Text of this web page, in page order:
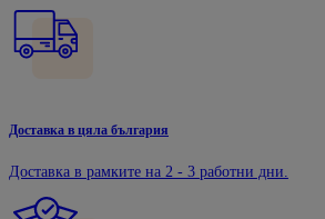
Доставка в цяла българия
Доставка в рамките на 2 - 3 работни дни.